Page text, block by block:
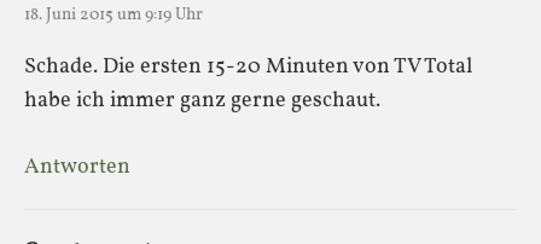
18. Juni 2015 um 9:19 Uhr
Schade. Die ersten 15-20 Minuten von TV Total
habe ich immer ganz gerne geschaut.
Antworten